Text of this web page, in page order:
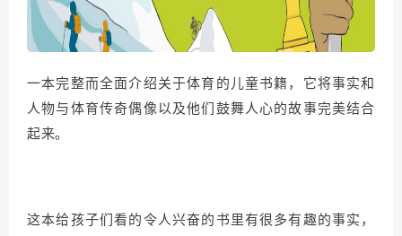
一本完整而全面介绍关于体育的儿童书籍，它将事实和
人物与体育传奇偶像以及他们鼓舞人心的故事完美结合
起来。
这本给孩子们看的令人兴奋的书里有很多有趣的事实，